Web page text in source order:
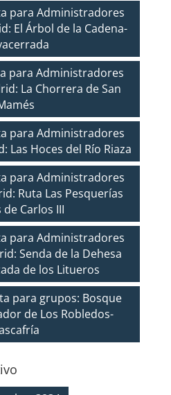
para Administradores
El Árbol de la Cadena-
para Administradores
La Chorrera de San
para Administradores
Las Hoces del Río Riaza
para Administradores
Ruta Las Pesquerías
de Carlos III
para Administradores
Senda de la Dehesa
de los Litueros
para grupos: Bosque
de Los Robledos-